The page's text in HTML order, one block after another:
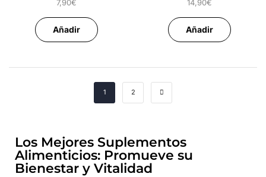
7,90€
Añadir
14,90€
Añadir
1 2
Los Mejores Suplementos
Alimenticios: Promueve su
Bienestar y Vitalidad